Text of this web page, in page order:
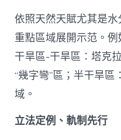
依照天然天賦尤其是
重點區域展開示范。
干旱區-干旱區：塔克
“幾字彎”區；半干旱
域。
立法定例、軌制先行